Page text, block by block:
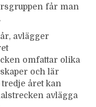
får man
avlägger
omfattar olika
och lär
året kan
avlägga